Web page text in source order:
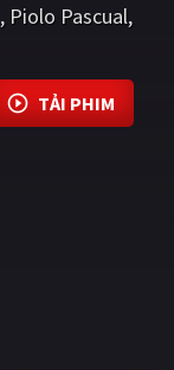
Piolo Pascual
TẢI PHIM